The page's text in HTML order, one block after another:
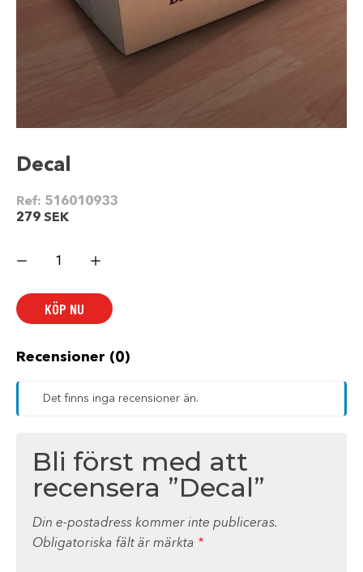
Decal
Ref: 516010933
279 SEK
mängd
KÖP NU
Recensioner (0)
Det finns inga recensioner än.
Bli först med att
recensera ”Decal”
Din e-postadress kommer inte publiceras.
Obligatoriska fält är märkta *